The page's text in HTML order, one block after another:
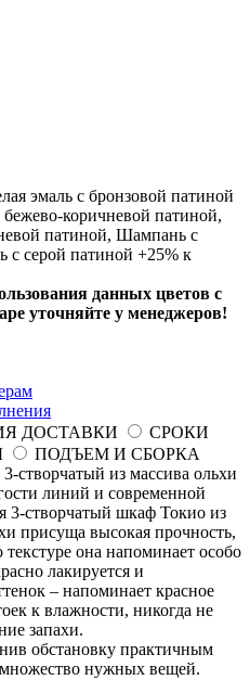
эмаль с бронзовой патиной
коричневой патиной,
патиной, Шампань с
серой патиной +25% к
данных цветов с
уточняйте у менеджеров!
ДОСТАВКИ
СРОКИ
ПОДЪЕМ И СБОРКА
створчатый из массива ольхи
линий и современной
3-створчатый шкаф Токио из
присуща высокая прочность,
она напоминает особо
лакируется и
– напоминает красное
к влажности, никогда не
запахи.
обстановку практичным
множество нужных вещей.